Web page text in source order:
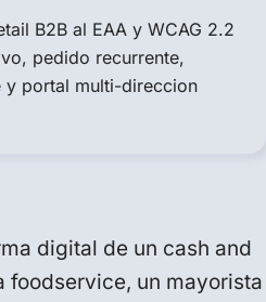
B2B al EAA y WCAG 2.2
pedido recurrente,
y portal multi-direccion
digital de un cash and
foodservice, un mayorista